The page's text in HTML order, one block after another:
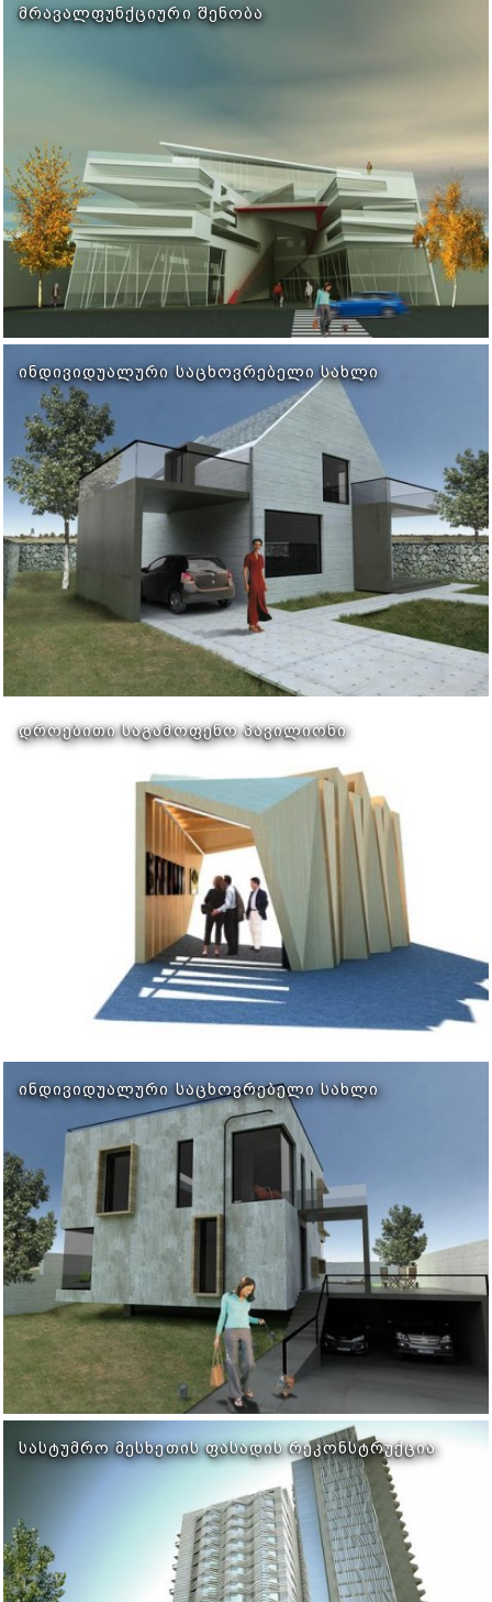
ᲛᲠᲐᲕᲐᲚᲤᲣᲜᲥᲪᲘᲣᲠᲘ ᲨᲔᲜᲝᲑᲐ
ᲘᲜᲓᲘᲕᲘᲓᲣᲐᲚᲣᲠᲘ ᲡᲐᲪᲮᲝᲕᲠᲔᲑᲔᲚᲘ ᲡᲐᲮᲚᲘ
ᲓᲠᲝᲔᲑᲘᲗᲘ ᲡᲐᲒᲐᲛᲝᲤᲔᲜᲝ ᲞᲐᲕᲘᲚᲘᲝᲜᲘ
ᲘᲜᲓᲘᲕᲘᲓᲣᲐᲚᲣᲠᲘ ᲡᲐᲪᲮᲝᲕᲠᲔᲑᲔᲚᲘ ᲡᲐᲮᲚᲘ
ᲡᲐᲡᲢᲣᲛᲠᲝ ᲛᲔᲡᲮᲔᲗᲘᲡ ᲤᲐᲡᲐᲓᲘᲡ ᲠᲔᲙᲝᲜᲡᲢᲠᲣᲥᲪᲘᲐ